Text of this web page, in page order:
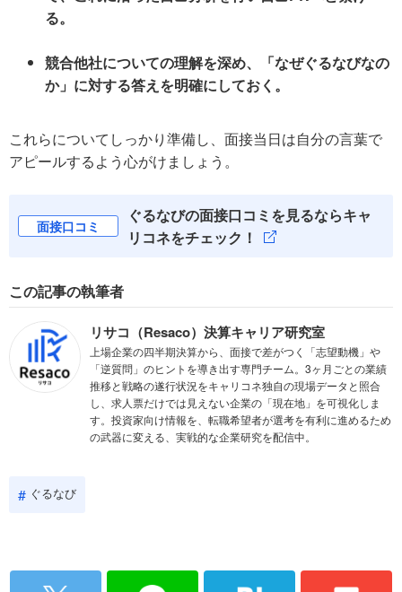
る。
競合他社についての理解を深め、「なぜぐるなびなの
か」に対する答えを明確にしておく。
これらについてしっかり準備し、面接当日は自分の言葉で
アピールするよう心がけましょう。
面接口コミ
ぐるなびの面接口コミを見るならキャ
リコネをチェック！
この記事の執筆者
リサコ（Resaco）決算キャリア研究室
上場企業の四半期決算から、面接で差がつく「志望動機」や
「逆質問」のヒントを導き出す専門チーム。3ヶ月ごとの業績
推移と戦略の遂行状況をキャリコネ独自の現場データと照合
し、求人票だけでは見えない企業の「現在地」を可視化しま
す。投資家向け情報を、転職希望者が選考を有利に進めるため
の武器に変える、実戦的な企業研究を配信中。
ぐるなび